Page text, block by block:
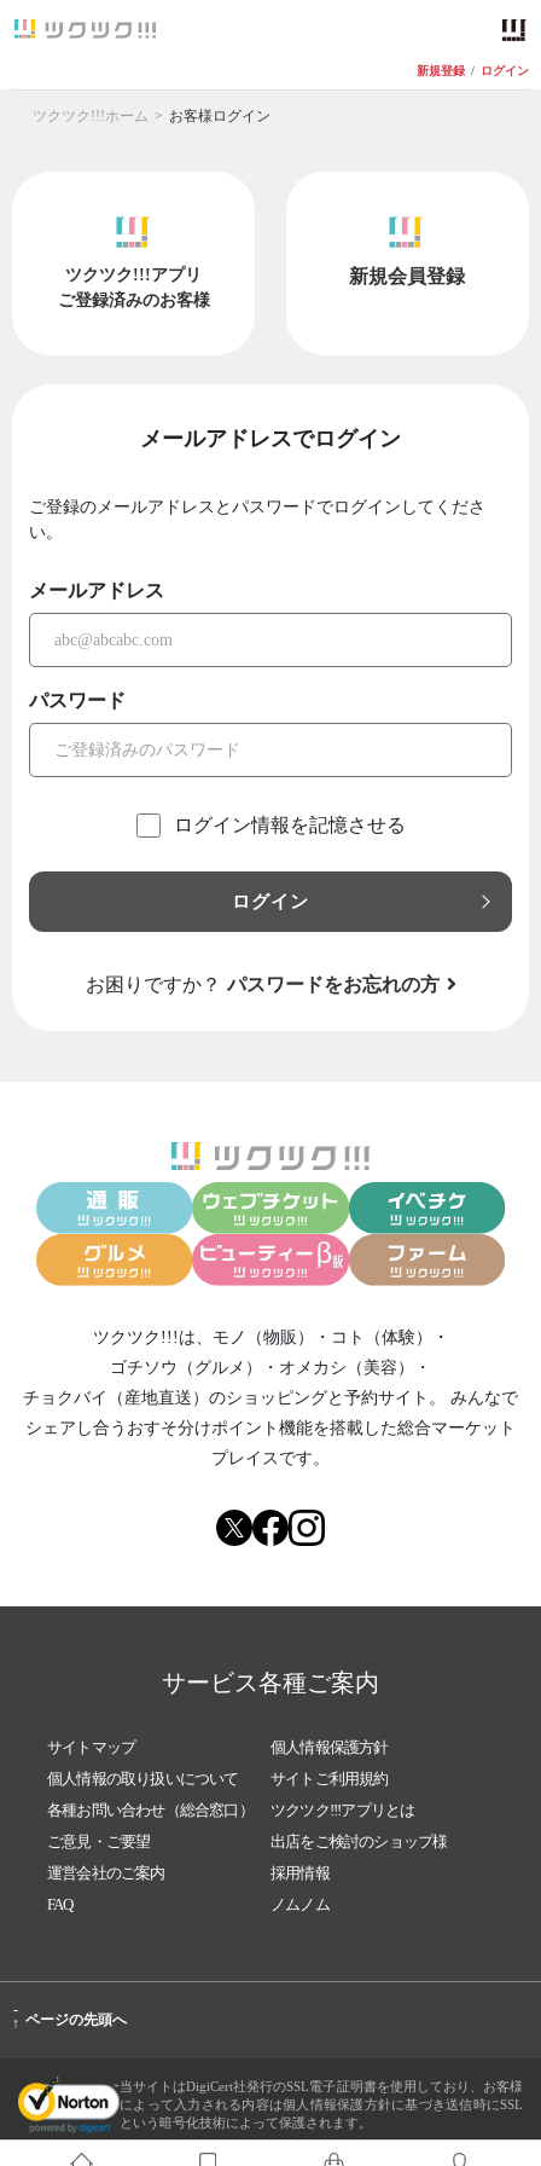
新規登録 / ログイン
ツクツク!!!ホーム お客様ログイン
ツクツク!!!アプリ
ご登録済みのお客様
新規会員登録
メールアドレスでログイン
ご登録のメールアドレスとパスワードでログインしてくださ
い。
メールアドレス
パスワード
ログイン情報を記憶させる
ログイン
お困りですか？ パスワードをお忘れの方
ツクツク!!!は、 モノ（物販） ・ コト（体験）
・
ゴチソウ（グルメ）
・ オメカシ（美容）
・
チョクバイ（産地直送） のショッピングと予約サイト。
みんなで
シェアし合う おすそ分けポイント機能を搭載した総合マーケット
プレイスです。
サービス各種ご案内
サイトマップ
個人情報保護方針
個人情報の取り扱いについて
サイトご利用規約
各種お問い合わせ（総合窓口）
ツクツク!!!アプリとは
ご意見・ご要望
出店をご検討のショップ様
運営会社のご案内
採用情報
FAQ
ノムノム
-
↑ ページの先頭へ
当サイトはDigiCert社発行のSSL電子証明書を使用しており、お客様
によって入力される内容は個人情報保護方針に基づき送信時にSSL
という暗号化技術によって保護されます。